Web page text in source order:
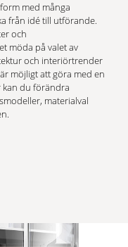
med många
från idé till utförande.
och
möda på valet av
och interiörtrender
möjligt att göra med en
kan du förändra
materialval